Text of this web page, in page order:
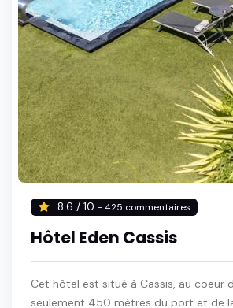
8.6 / 10 - 425 commentaires
Hôtel Eden Cassis
Cet hôtel est situé à Cassis, au coeur
seulement 450 mètres du port et de